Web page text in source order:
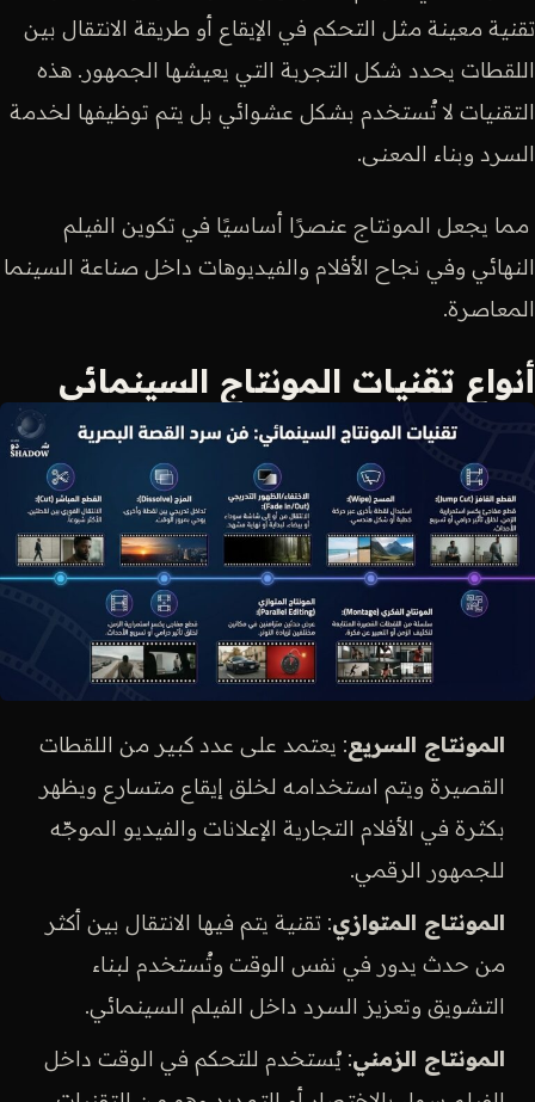
تقنية معينة مثل التحكم في الإيقاع أو طريقة الانتقال بين
اللقطات يحدد شكل التجربة التي يعيشها الجمهور. هذه
التقنيات لا تُستخدم بشكل عشوائي بل يتم توظيفها لخدمة
السرد وبناء المعنى.
مما يجعل المونتاج عنصرًا أساسيًا في تكوين الفيلم
النهائي وفي نجاح الأفلام والفيديوهات داخل صناعة السينما
المعاصرة.
أنواع تقنيات المونتاج السينمائي
المونتاج السريع: يعتمد على عدد كبير من اللقطات
القصيرة ويتم استخدامه لخلق إيقاع متسارع ويظهر
بكثرة في الأفلام التجارية الإعلانات والفيديو الموجّه
للجمهور الرقمي.
المونتاج المتوازي: تقنية يتم فيها الانتقال بين أكثر
من حدث يدور في نفس الوقت وتُستخدم لبناء
التشويق وتعزيز السرد داخل الفيلم السينمائي.
المونتاج الزمني: يُستخدم للتحكم في الوقت داخل